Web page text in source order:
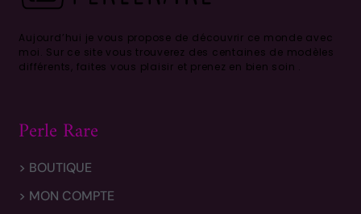
Aujourd’hui je vous propose de découvrir ce monde avec
moi. Sur ce site vous trouverez des centaines de modèles
différents, faites vous plaisir et prenez en bien soin .
Perle Rare
> BOUTIQUE
> MON COMPTE